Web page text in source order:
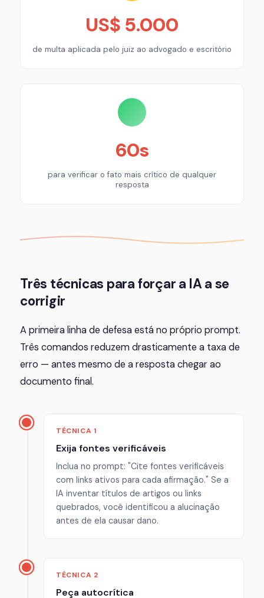
US$ 5.000
de multa aplicada pelo juiz ao advogado e escritório
60s
para verificar o fato mais crítico de qualquer
resposta
Três técnicas para forçar a IA a se
corrigir
A primeira linha de defesa está no próprio prompt.
Três comandos reduzem drasticamente a taxa de
erro — antes mesmo de a resposta chegar ao
documento final.
TÉCNICA 1
Exija fontes verificáveis
Inclua no prompt: "Cite fontes verificáveis
com links ativos para cada afirmação." Se a
IA inventar títulos de artigos ou links
quebrados, você identificou a alucinação
antes de ela causar dano.
TÉCNICA 2
Peça autocrítica